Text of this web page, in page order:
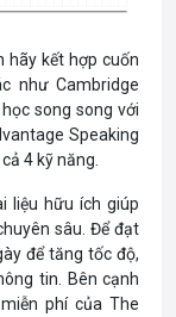
hãy kết hợp cuốn
như Cambridge
song song với
Speaking
4 kỹ năng.
liệu hữu ích giúp
sâu. Để đạt
để tăng tốc độ,
tin. Bên cạnh
miễn phí của The